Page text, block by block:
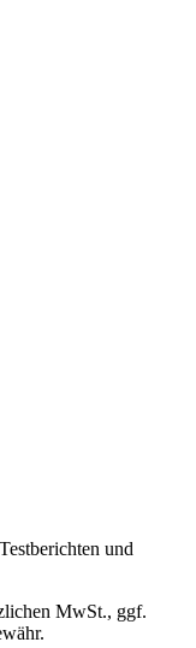
und
MwSt., ggf.